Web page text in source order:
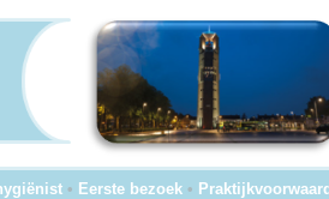
• Eerste bezoek •